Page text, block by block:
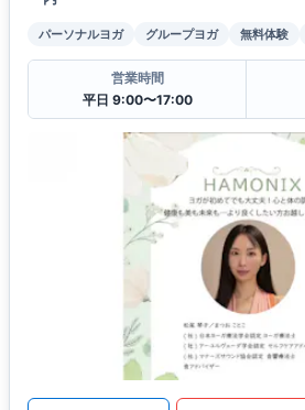
パーソナルヨガ グループヨガ 無料体験
営業時間
平日 9:00〜17:00